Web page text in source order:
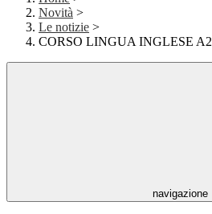
Novità >
Le notizie >
CORSO LINGUA INGLESE A2
navigazione